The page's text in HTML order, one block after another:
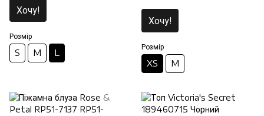
Хочу!
Розмір
S M L
Хочу!
Розмір
XS M